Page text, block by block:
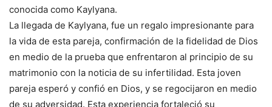
conocida como Kaylyana.
La llegada de Kaylyana, fue un regalo impresionante para
la vida de esta pareja, confirmación de la fidelidad de Dios
en medio de la prueba que enfrentaron al principio de su
matrimonio con la noticia de su infertilidad. Esta joven
pareja esperó y confió en Dios, y se regocijaron en medio
de su adversidad. Esta experiencia fortaleció su